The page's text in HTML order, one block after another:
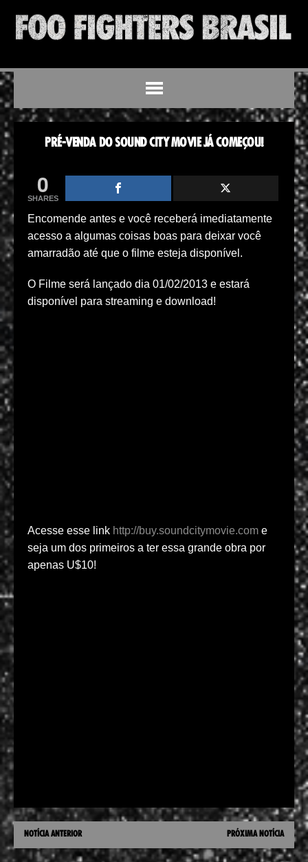
PRÉ-VENDA DO SOUND CITY MOVIE JÁ COMEÇOU!
0
SHARES
Encomende antes e você receberá imediatamente
acesso a algumas coisas boas para deixar você
amarradão até que o filme esteja disponível.
O Filme será lançado dia 01/02/2013 e estará
disponível para streaming e download!
Acesse esse link http://buy.soundcitymovie.com e
seja um dos primeiros a ter essa grande obra por
apenas U$10!
NOTÍCIA ANTERIOR PRÓXIMA NOTÍCIA